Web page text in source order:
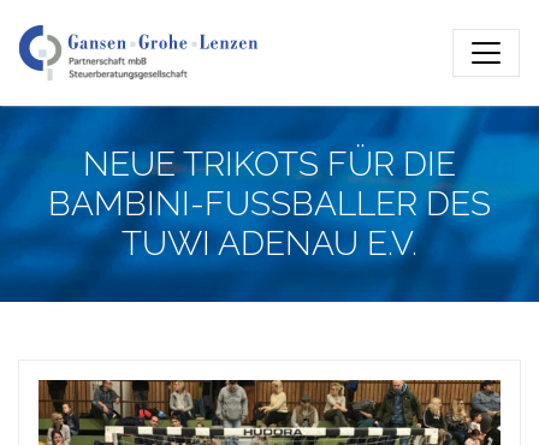
NEUE TRIKOTS FÜR DIE
BAMBINI-FUSSBALLER DES
TUWI ADENAU E.V.